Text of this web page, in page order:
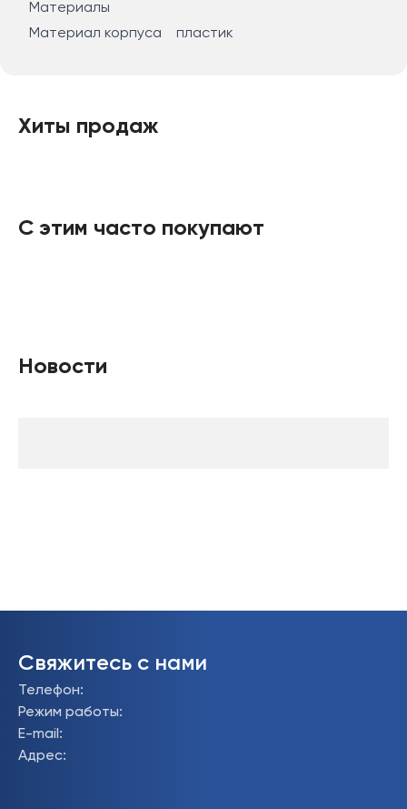
Материалы
Материал корпуса пластик
Хиты продаж
С этим часто покупают
Новости
Свяжитесь с нами
Телефон:
Режим работы:
E-mail :
Адрес: